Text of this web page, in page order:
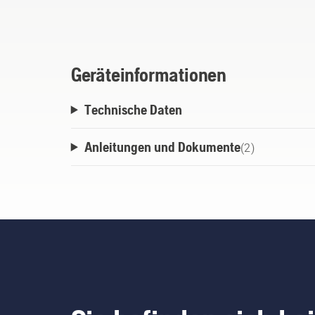
Geräteinformationen
Technische Daten
Anleitungen und Dokumente(2)